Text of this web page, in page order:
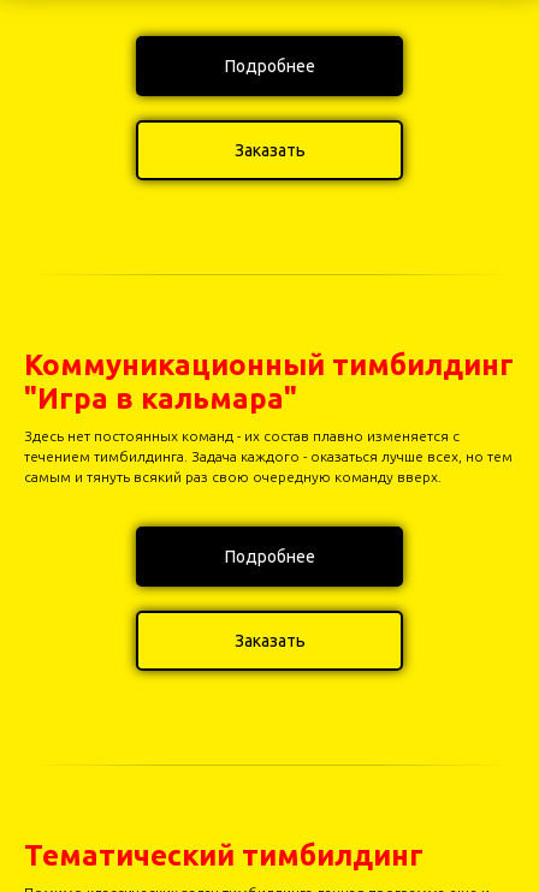
Подробнее
Заказать
Коммуникационный тимбилдинг
"Игра в кальмара"
Здесь нет постоянных команд - их состав плавно изменяется с
течением тимбилдинга. Задача каждого - оказаться лучше всех, но тем
самым и тянуть всякий раз свою очередную команду вверх.
Подробнее
Заказать
Тематический тимбилдинг